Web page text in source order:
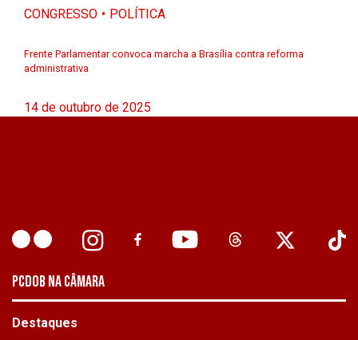
CONGRESSO POLÍTICA
Frente Parlamentar convoca marcha a Brasília contra reforma
administrativa
14 de outubro de 2025
PCDOB NA CÂMARA
Destaques